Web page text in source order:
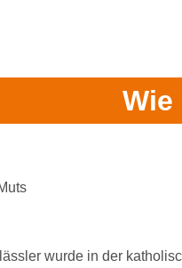
Wie
wurde in der